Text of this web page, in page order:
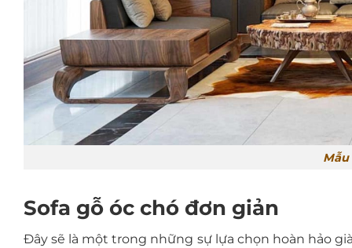
Mẫu
Sofa gỗ óc chó đơn giản
Đây sẽ là một trong những sự lựa chọn hoàn hảo